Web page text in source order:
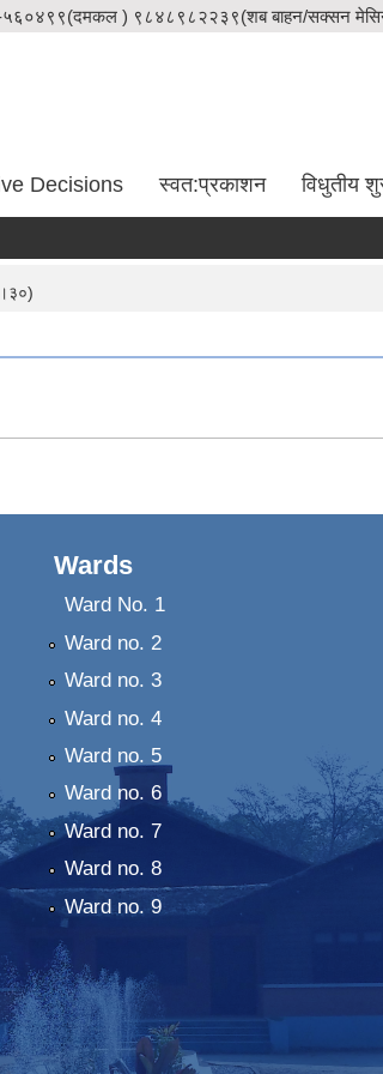
५६०४९९(दमकल ) ९८४८९८२२३९(शब बाहन/सक्सन
Decisions स्वत:प्रकाशन विधुतीय
Wards
Ward No. 1
Ward no. 2
Ward no. 3
Ward no. 4
Ward no. 5
Ward no. 6
Ward no. 7
Ward no. 8
Ward no. 9